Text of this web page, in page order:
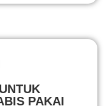
PAKAI